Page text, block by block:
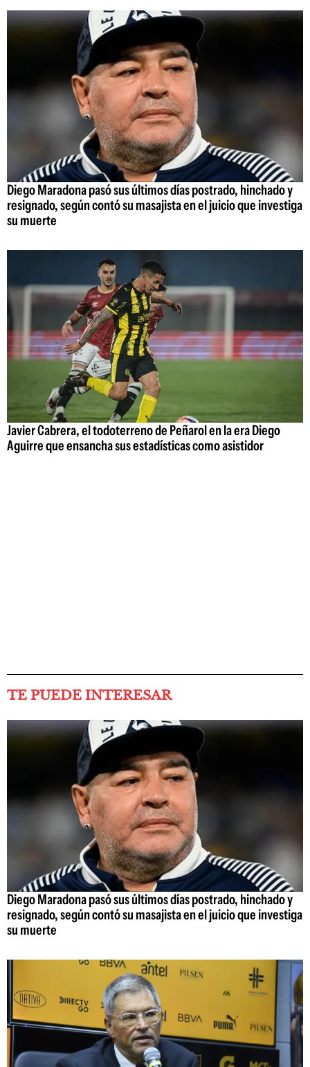
Diego Maradona pasó sus últimos días postrado, hinchado y
resignado, según contó su masajista en el juicio que investiga
su muerte
Javier Cabrera, el todoterreno de Peñarol en la era Diego
Aguirre que ensancha sus estadísticas como asistidor
TE PUEDE INTERESAR
Diego Maradona pasó sus últimos días postrado, hinchado y
resignado, según contó su masajista en el juicio que investiga
su muerte